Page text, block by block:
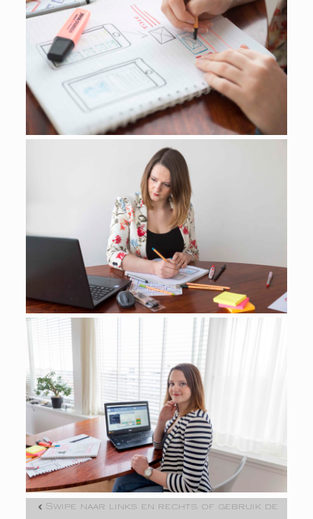
Swipe naar links en rechts of gebruik de